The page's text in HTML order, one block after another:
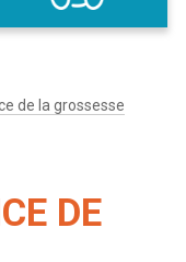
de la grossesse
DE